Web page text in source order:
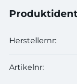
Herstellernr:
Artikelnr: